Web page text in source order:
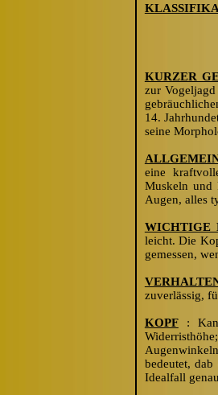
KURZER
zur
14.
seine
eine
Muskeln und
Augen, alles
WICHTIGE
leicht. Die
gemessen,
zuverlässig,
KOPF:
bedeutet, dab
Idealfall